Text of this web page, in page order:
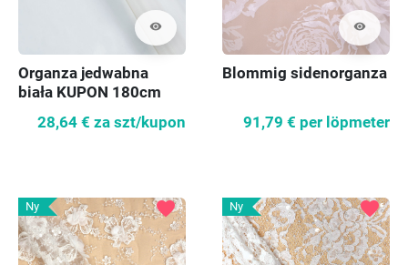
visibility
Organza jedwabna
biała KUPON 180cm
28,64 € za szt/kupon
visibility
Blommig sidenorganza
91,79 € per löpmeter
Ny favorite Ny favorite